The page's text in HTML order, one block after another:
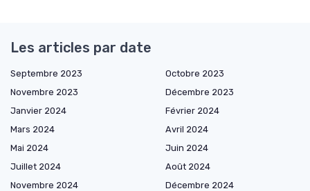
Les articles par date
Septembre 2023
Octobre 2023
Novembre 2023
Décembre 2023
Janvier 2024
Février 2024
Mars 2024
Avril 2024
Mai 2024
Juin 2024
Juillet 2024
Août 2024
Novembre 2024
Décembre 2024